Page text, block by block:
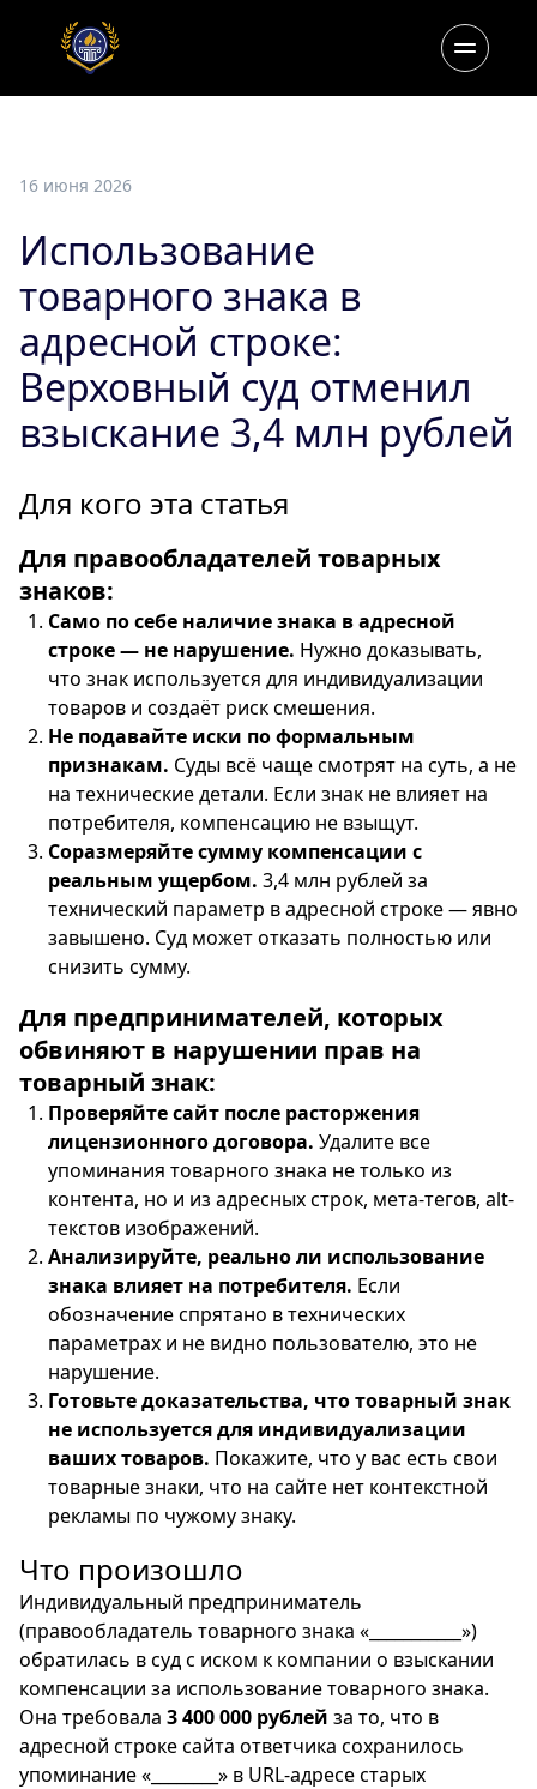
16 июня 2026
Использование
товарного знака в
адресной строке:
Верховный суд отменил
взыскание 3,4 млн рублей
Для кого эта статья
Для правообладателей товарных
знаков:
Само по себе наличие знака в адресной
строке — не нарушение. Нужно доказывать,
что знак используется для индивидуализации
товаров и создаёт риск смешения.
Не подавайте иски по формальным
признакам. Суды всё чаще смотрят на суть, а не
на технические детали. Если знак не влияет на
потребителя, компенсацию не взыщут.
Соразмеряйте сумму компенсации с
реальным ущербом. 3,4 млн рублей за
технический параметр в адресной строке — явно
завышено. Суд может отказать полностью или
снизить сумму.
Для предпринимателей, которых
обвиняют в нарушении прав на
товарный знак:
Проверяйте сайт после расторжения
лицензионного договора. Удалите все
упоминания товарного знака не только из
контента, но и из адресных строк, мета-тегов, alt-
текстов изображений.
Анализируйте, реально ли использование
знака влияет на потребителя. Если
обозначение спрятано в технических
параметрах и не видно пользователю, это не
нарушение.
Готовьте доказательства, что товарный знак
не используется для индивидуализации
ваших товаров. Покажите, что у вас есть свои
товарные знаки, что на сайте нет контекстной
рекламы по чужому знаку.
Что произошло
Индивидуальный предприниматель
(правообладатель товарного знака «___________»)
обратилась в суд с иском к компании о взыскании
компенсации за использование товарного знака.
Она требовала 3 400 000 рублей за то, что в
адресной строке сайта ответчика сохранилось
упоминание «________» в URL-адресе старых